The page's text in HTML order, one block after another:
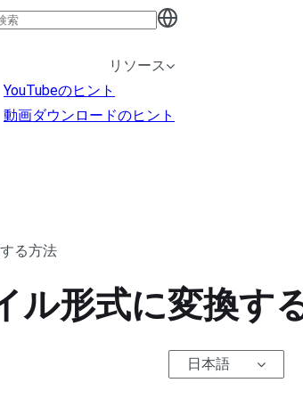
リソース
YouTubeのヒント
動画ダウンロードのヒント
る方法
ル形式に変換す
日本語